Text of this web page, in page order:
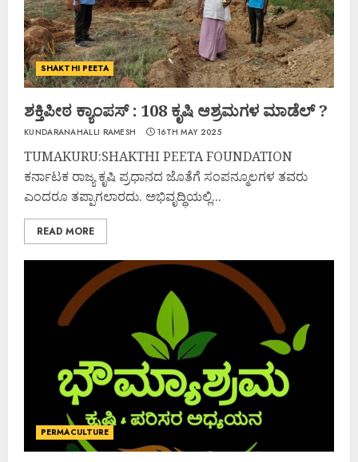
SHAKTHI PEETA
ಶಕ್ತಿಪೀಠ ಕ್ಯಾಂಪಸ್ : 108 ಕೃಷಿ ಆಶ್ರಮಗಳ ಮಾಡೆಲ್ ?
KUNDARANAHALLI RAMESH 16TH MAY 2025
TUMAKURU:SHAKTHI PEETA FOUNDATION
ಕರ್ನಾಟಕ ರಾಜ್ಯ ಕೃಷಿ ಪ್ರಧಾನದ ಜೊತೆಗೆ ಸಂಪನ್ಮೂಲಗಳ ತವರು
ಎಂದರೂ ತಪ್ಪಾಗಲಾರದು. ಅಭಿವೃದ್ಧಿಯಲ್ಲಿ...
READ MORE
PERMACULTURE